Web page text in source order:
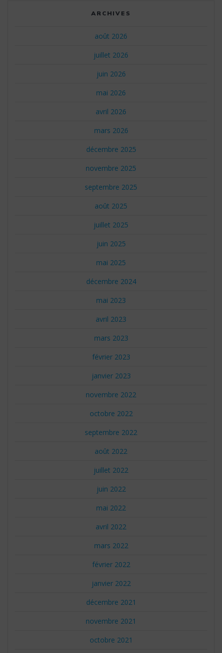
ARCHIVES
août 2026
juillet 2026
juin 2026
mai 2026
avril 2026
mars 2026
décembre 2025
novembre 2025
septembre 2025
août 2025
juillet 2025
juin 2025
mai 2025
décembre 2024
mai 2023
avril 2023
mars 2023
février 2023
janvier 2023
novembre 2022
octobre 2022
septembre 2022
août 2022
juillet 2022
juin 2022
mai 2022
avril 2022
mars 2022
février 2022
janvier 2022
décembre 2021
novembre 2021
octobre 2021